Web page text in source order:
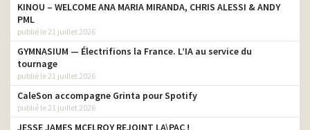
KINOU – WELCOME ANA MARIA MIRANDA, CHRIS ALESSI & ANDY
PML
publié le 21 juillet 2026
GYMNASIUM — Électrifions la France. L’IA au service du
tournage
publié le 21 juillet 2026
CaleSon accompagne Grinta pour Spotify
publié le 21 juillet 2026
JESSE JAMES MCELROY REJOINT LA\PAC !